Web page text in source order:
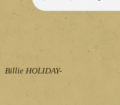
"Love me or
Billie HOLIDAY-